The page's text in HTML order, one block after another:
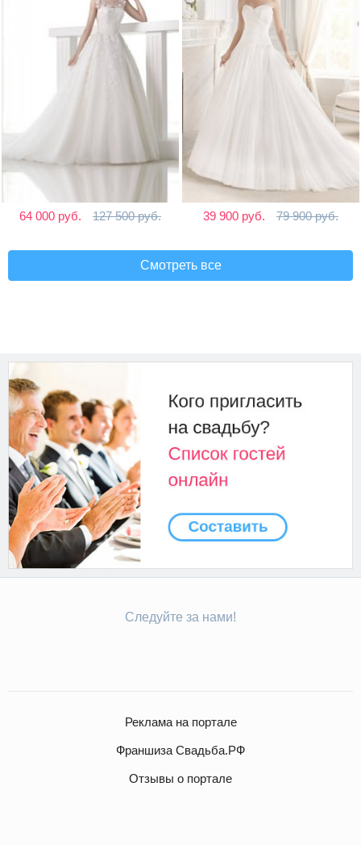
64 000 руб. 127 500 руб. 39 900 руб. 79 900 руб.
Смотреть все
Следуйте за нами!
Реклама на портале
Франшиза Свадьба.РФ
Отзывы о портале